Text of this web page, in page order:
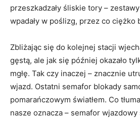
przeszkadzały śliskie tory –
wpadały w poślizg, przez co ciężko
Zbliżając się do kolejnej stacji
gęstą, ale jak się później okazało
mgłę. Tak czy inaczej – znacznie
wjazd. Ostatni semafor blokady
pomarańczowym światłem. Co
nasze oznacza – semafor